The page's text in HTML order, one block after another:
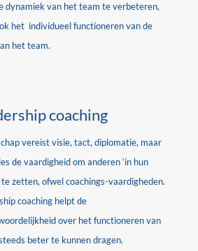
dynamiek van het team te verbeteren,
het individueel functioneren van de
het team.
coaching
vereist visie, tact, diplomatie, maar
de vaardigheid om anderen ‘in hun
te zetten, ofwel coachings-vaardigheden.
coaching helpt de
over het functioneren van
beter te kunnen dragen.